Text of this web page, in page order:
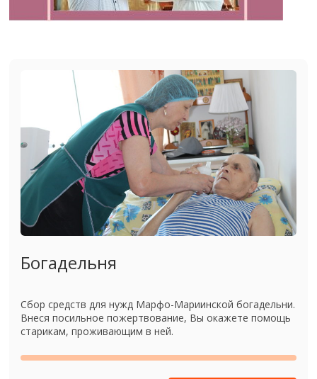
Богадельня
Сбор средств для нужд Марфо-Мариинской богадельни.
Внеся посильное пожертвование, Вы окажете помощь
старикам, проживающим в ней.